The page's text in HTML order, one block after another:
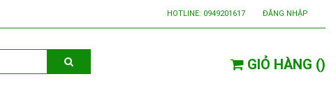
HOTLINE: 0949201617 ĐĂNG NHẬP
GIỎ HÀNG ()